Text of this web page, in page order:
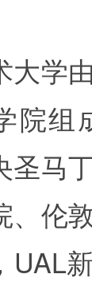
大学
院组
圣马
、伦
UAL